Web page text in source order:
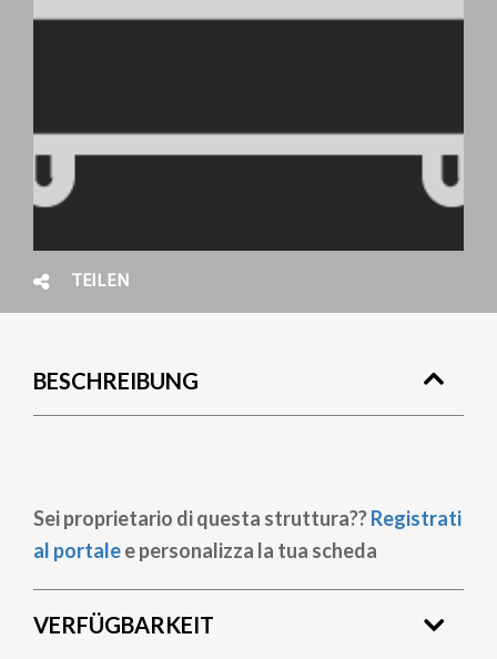
TEILEN
BESCHREIBUNG
Sei proprietario di questa struttura??Registrati
al portalee personalizza la tua scheda
VERFÜGBARKEIT